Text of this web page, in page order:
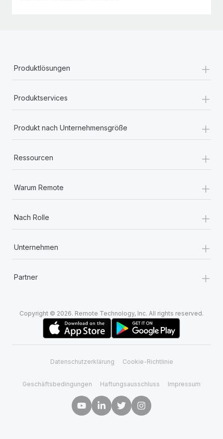
Produktlösungen +
Produktservices +
Produkt nach Unternehmensgröße +
Ressourcen +
Warum Remote +
Nach Rolle +
Unternehmen +
Partner +
Copyright © 2026. Remote Technology, Inc. All rights reserved.
Datenschutzerklärung Cookie-Richtlinie
Geschäftsbedingungen Haftungsausschluss Impressum